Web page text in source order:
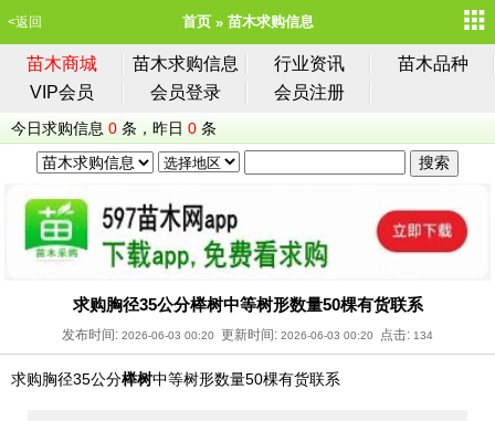
<返回 首页 苗木求购信息
苗木商城 苗木求购信息 行业资讯
苗木品种
VIP会员
会员登录 会员注册
今日求购信息 0 条，昨日 0 条
求购胸径35公分榉树中等树形数量50棵有货联系
发布时间: 2026-06-03 00:20 更新时间: 2026-06-03 00:20 点击: 134
求购胸径35公分榉树中等树形数量50棵有货联系